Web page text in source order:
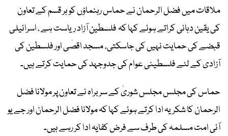
ملاقات میں فضل الرحمان نے حماس رہنماؤں کو ہر قسم کے تعاون
کی یقین دہانی کراتے ہوئے کہا کہ فلسطین آزاد ریاست ہے ، اسرائیلی
قبضے کی حمایت نہیں کی جاسکتی، مسجد اقصٰی اور فلسطین کی
آزادی کے لئے فلسطینی عوام کی جدوجہد کی حمایت کرتے ہیں۔
حماس کی مجلس مجلس شوریٰ کے سربراہ نے تعاون پر مولانا فضل
الرحمان کا شکریہ ادا کرتے ہوئے کہا کہ مولانا فضل الرحمان اور جے یو
آئی امت مسلمہ کی طرف سے فرض کفایہ ادا کر رہے ہیں۔